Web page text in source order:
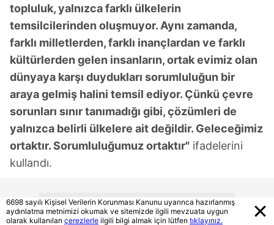
topluluk, yalnızca farklı ülkelerin
temsilcilerinden oluşmuyor. Aynı zamanda,
farklı milletlerden, farklı inançlardan ve farklı
kültürlerden gelen insanların, ortak evimiz olan
dünyaya karşı duydukları sorumluluğun bir
araya gelmiş halini temsil ediyor. Çünkü çevre
sorunları sınır tanımadığı gibi, çözümleri de
yalnızca belirli ülkelere ait değildir. Geleceğimiz
ortaktır. Sorumluluğumuz ortaktır" ifadelerini
kullandı.
6698 sayılı Kişisel Verilerin Korunması Kanunu uyarınca hazırlanmış
aydınlatma metnimizi okumak ve sitemizde ilgili mevzuata uygun
olarak kullanılan çerezlerle ilgili bilgi almak için lütfen tıklayınız.